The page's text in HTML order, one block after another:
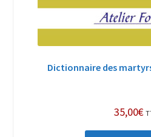
Dictionnaire des
35,00€